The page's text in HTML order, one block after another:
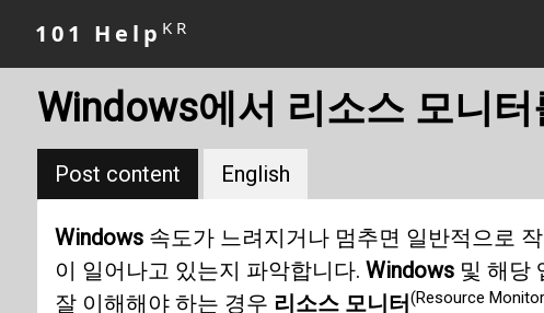
101 Help KR
Windows에서 리소스 모니
Post content English
Windows속도가 느려지거나 멈추면 일반적으로
이 일어나고 있는지 파악합니다. Windows및 해당
잘 이해해야 하는 경우 리소스 모니터(Resource